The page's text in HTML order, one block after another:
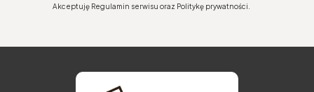
Akceptuję Regulamin serwisu oraz Politykę prywatności.